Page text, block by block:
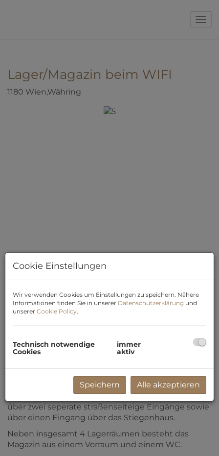
Lager/Magazin beim WIFI
1180 Wien,Währing
Beschreibung
Das Lager/Magazin liegt im Souterrain und verfügt
über zwei seperate straßenseiteige Eingänge sowie
über einen Eingang über das Stiegenhaus.
Neben insgesamt 4 Lagerräumen besteht das
Magazin aus einem Vorraum und einem WC.
Cookie Einstellungen
Wir verwenden Cookies um Einstellungen zu speichern. Nähere
Informationen finden Sie in unserer Datenschutzerklärung und
unserer Cookie Policy.
Technisch notwendige
Cookies
immer
aktiv
Speichern Alle akzeptieren